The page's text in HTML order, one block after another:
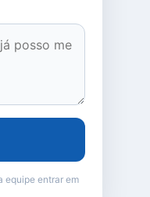
equipe entrar em